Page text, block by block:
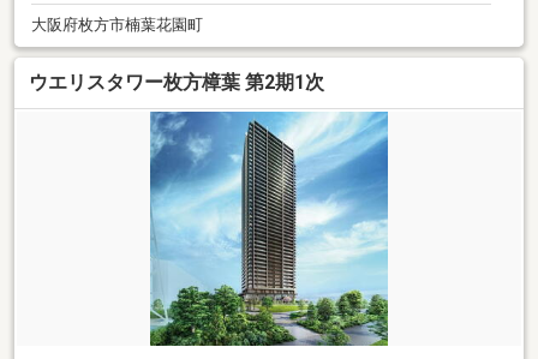
大阪府枚方市楠葉花園町
ウエリスタワー枚方樟葉 第2期1次